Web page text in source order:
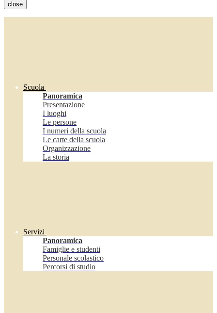
close
Scuola
Panoramica
Presentazione
I luoghi
Le persone
I numeri della scuola
Le carte della scuola
Organizzazione
La storia
Servizi
Panoramica
Famiglie e studenti
Personale scolastico
Percorsi di studio